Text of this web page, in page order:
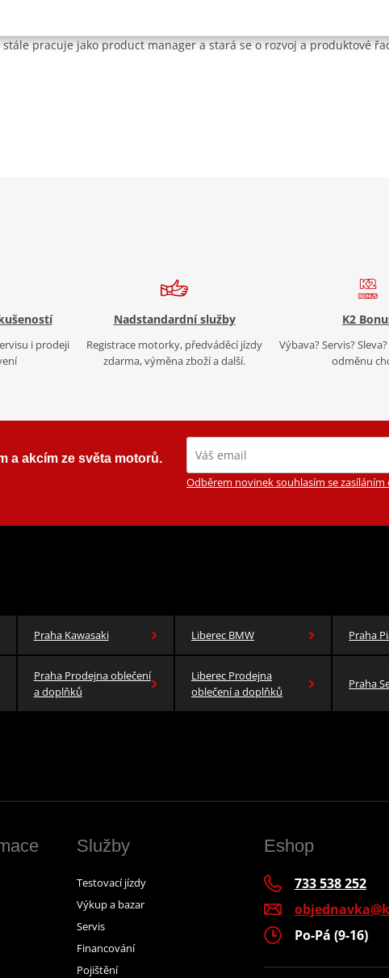
možná znáte pod značkou Germas byla odkoupena švýcarskou
na GMS a zařadila do svého portfolia oblečení. Není bez
pracuje jako product manager a stará se o rozvoj a produktové
i prodeji
Nadstandardní služby
Registrace motorky, předváděcí jízdy
zdarma, výměna zboží a další.
K2
Výbava? Servis?
odměnu
a akcím ze světa motorů.
Odběrem novinek souhlasím se
Praha Kawasaki Liberec BMW Praha
Praha Prodejna oblečení
a doplňků
Liberec Prodejna
oblečení a doplňků
Praha
Služby
Testovací jízdy
Výkup a bazar
Servis
Financování
Pojištění
Eshop
733 538 252
Po-Pá (9-16)